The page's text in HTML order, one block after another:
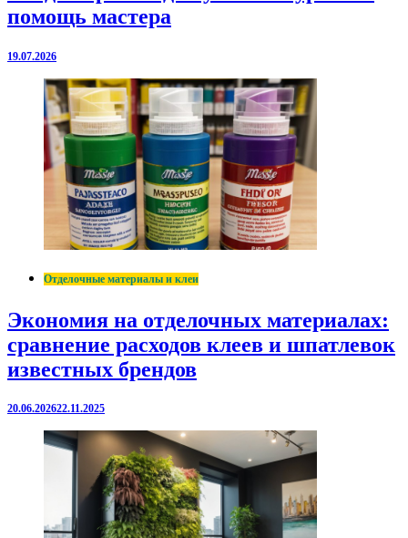
помощь мастера
19.07.2026
Отделочные материалы и клеи
Экономия на отделочных материалах:
сравнение расходов клеев и шпатлевок
известных брендов
20.06.202622.11.2025